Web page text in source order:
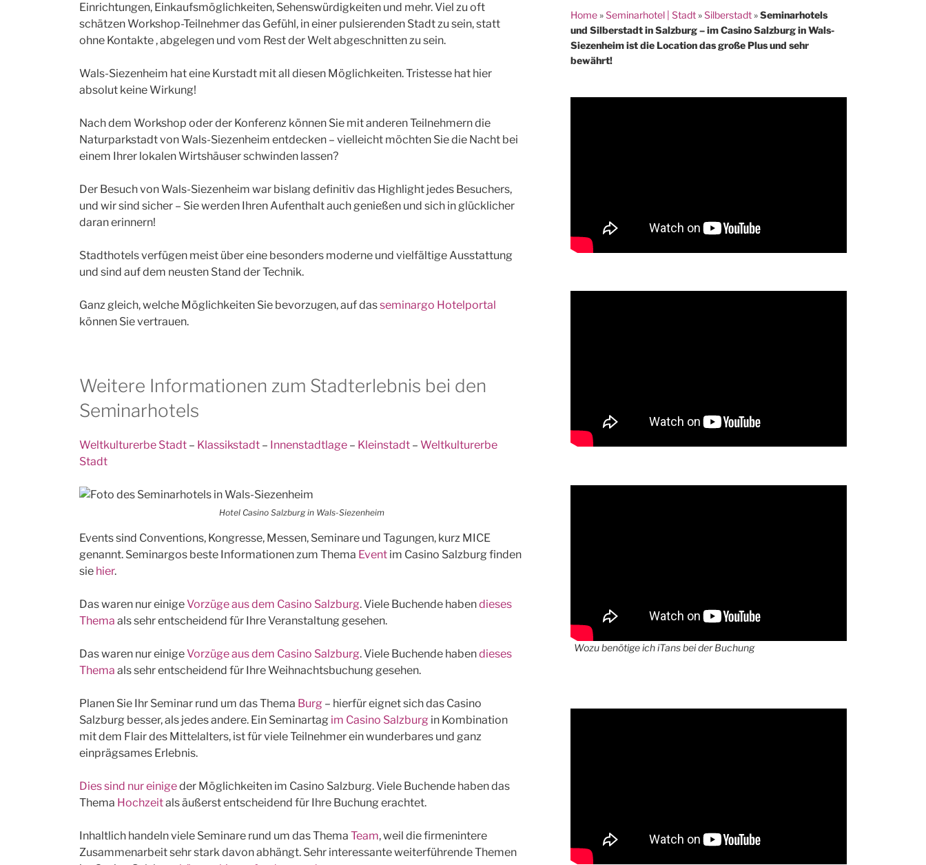
Einrichtungen, Einkaufsmöglichkeiten, Sehenswürdigkeiten und mehr. Viel zu oft
schätzen Workshop-Teilnehmer das Gefühl, in einer pulsierenden Stadt zu sein, statt
ohne Kontakte , abgelegen und vom Rest der Welt abgeschnitten zu sein.
Wals-Siezenheim hat eine Kurstadt mit all diesen Möglichkeiten. Tristesse hat hier
absolut keine Wirkung!
Nach dem Workshop oder der Konferenz können Sie mit anderen Teilnehmern die
Naturparkstadt von Wals-Siezenheim entdecken – vielleicht möchten Sie die Nacht bei
einem Ihrer lokalen Wirtshäuser schwinden lassen?
Der Besuch von Wals-Siezenheim war bislang definitiv das Highlight jedes Besuchers,
und wir sind sicher – Sie werden Ihren Aufenthalt auch genießen und sich in glücklicher
daran erinnern!
Stadthotels verfügen meist über eine besonders moderne und vielfältige Ausstattung
und sind auf dem neusten Stand der Technik.
Ganz gleich, welche Möglichkeiten Sie bevorzugen, auf dasseminargo Hotelportal
können Sie vertrauen.
Weitere Informationen zum Stadterlebnis bei den
Seminarhotels
Weltkulturerbe Stadt – Klassikstadt – Innenstadtlage – Kleinstadt –Weltkulturerbe
Stadt
Hotel Casino Salzburg in Wals-Siezenheim
Events sind Conventions, Kongresse, Messen, Seminare und Tagungen, kurz MICE
genannt. Seminargos beste Informationen zum Thema Event im Casino Salzburg finden
sie hier.
Das waren nur einigeVorzüge aus dem Casino Salzburg. Viele Buchende habendieses
Thema als sehr entscheidend für Ihre Veranstaltung gesehen.
Das waren nur einigeVorzüge aus dem Casino Salzburg. Viele Buchende habendieses
Thema als sehr entscheidend für Ihre Weihnachtsbuchung gesehen.
Planen Sie Ihr Seminar rund um das Thema Burg – hierfür eignet sich das Casino
Salzburg besser, als jedes andere. Ein Seminartag im Casino Salzburg in Kombination
mit dem Flair des Mittelalters, ist für viele Teilnehmer ein wunderbares und ganz
einprägsames Erlebnis.
Dies sind nur einigeder Möglichkeiten im Casino Salzburg. Viele Buchende haben das
Thema Hochzeitals äußerst entscheidend für Ihre Buchung erachtet.
Inhaltlich handeln viele Seminare rund um das ThemaTeam, weil die firmenintere
Zusammenarbeit sehr stark davon abhängt. Sehr interessante weiterführende Themen
Home»Seminarhotel | Stadt»Silberstadt»Seminarhotels
und Silberstadt in Salzburg – im Casino Salzburg in Wals-
Siezenheim ist die Location das große Plus und sehr
bewährt!
Wozu benötige ich iTans bei der Buchung